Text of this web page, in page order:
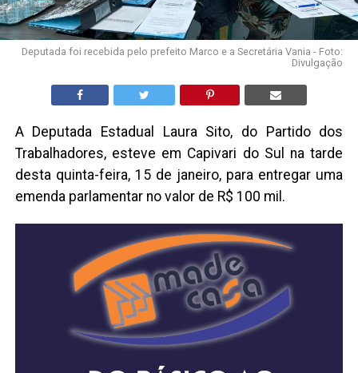
Deputada foi recebida pelo prefeito Marco e a Secretária Vania - Foto:
Divulgação
A Deputada Estadual Laura Sito, do Partido dos
Trabalhadores, esteve em Capivari do Sul na tarde
desta quinta-feira, 15 de janeiro, para entregar uma
emenda parlamentar no valor de R$ 100 mil.